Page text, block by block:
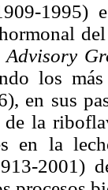
1995)
Advisory
los
en sus
la
en la
2001)